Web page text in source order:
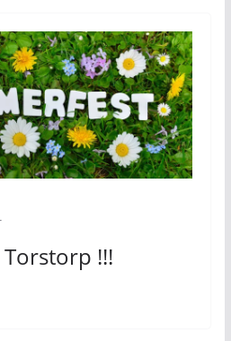
!!!